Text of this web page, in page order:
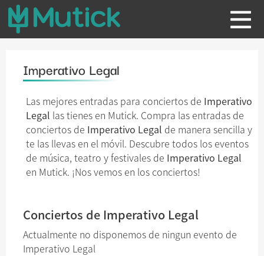
Imperativo Legal
Las mejores entradas para conciertos de Imperativo
Legal las tienes en Mutick. Compra las entradas de
conciertos de Imperativo Legal de manera sencilla y
te las llevas en el móvil. Descubre todos los eventos
de música, teatro y festivales de Imperativo Legal
en Mutick. ¡Nos vemos en los conciertos!
Conciertos de Imperativo Legal
Actualmente no disponemos de ningun evento de
Imperativo Legal